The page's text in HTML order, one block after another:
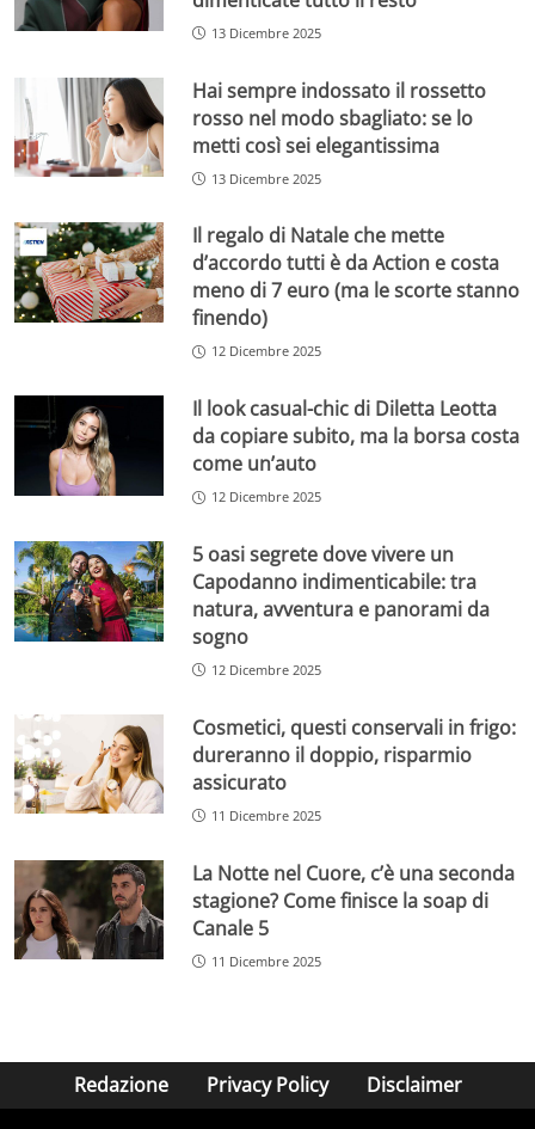
13 Dicembre 2025
Hai sempre indossato il rossetto
rosso nel modo sbagliato: se lo
metti così sei elegantissima
13 Dicembre 2025
Il regalo di Natale che mette
d’accordo tutti è da Action e costa
meno di 7 euro (ma le scorte stanno
finendo)
12 Dicembre 2025
Il look casual-chic di Diletta Leotta
da copiare subito, ma la borsa costa
come un’auto
12 Dicembre 2025
5 oasi segrete dove vivere un
Capodanno indimenticabile: tra
natura, avventura e panorami da
sogno
12 Dicembre 2025
Cosmetici, questi conservali in frigo:
dureranno il doppio, risparmio
assicurato
11 Dicembre 2025
La Notte nel Cuore, c’è una seconda
stagione? Come finisce la soap di
Canale 5
11 Dicembre 2025
Redazione Privacy Policy Disclaimer